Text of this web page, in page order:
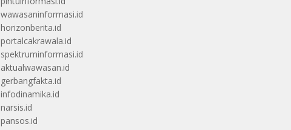
wawasaninformasi.id
horizonberita.id
portalcakrawala.id
spektruminformasi.id
aktualwawasan.id
gerbangfakta.id
infodinamika.id
narsis.id
pansos.id